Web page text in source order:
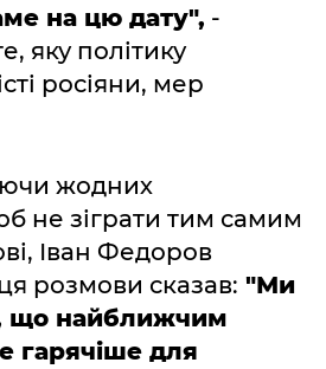
на цю дату", -
яку політику
росіяни, мер
жодних
не зіграти тим самим
Іван Федоров
розмови сказав: "Ми
що найближчим
гарячіше для